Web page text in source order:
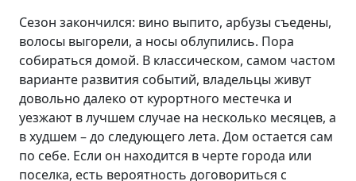
Сезон закончился: вино выпито, арбузы съедены,
волосы выгорели, а носы облупились. Пора
собираться домой. В классическом, самом частом
варианте развития событий, владельцы живут
довольно далеко от курортного местечка и
уезжают в лучшем случае на несколько месяцев, а
в худшем – до следующего лета. Дом остается сам
по себе. Если он находится в черте города или
поселка, есть вероятность договориться с